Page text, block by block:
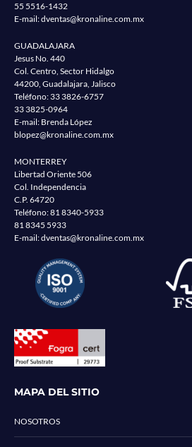
55 5516-1432
E-mail:dventas@kronaline.com.mx
GUADALAJARA
Jesus No. 440
Col. Centro, Sector Hidalgo
44200, Guadalajara, Jalisco
Teléfono: 33 3826-6757
33 3825-0964
E-mail: Brenda López
blopez@kronaline.com.mx
MONTERREY
Libertad Oriente 506
Col. Independencia
C.P. 64720
Teléfono:81 8340-5933
81 8345 5933
E-mail:dventas@kronaline.com.mx
MAPA DEL SITIO
NOSOTROS